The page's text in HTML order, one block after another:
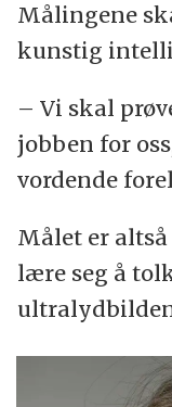
Målingene
kunstig
– Vi skal
jobben for
vordende
Målet er
lære seg å